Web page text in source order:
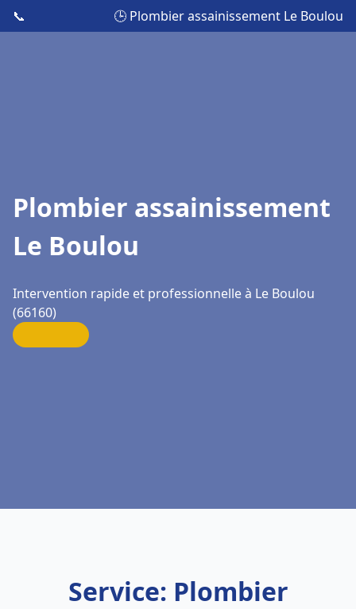
📞 🕒 Plombier assainissement Le Boulou
Plombier assainissement
Le Boulou
Intervention rapide et professionnelle à Le Boulou
(66160)
Service: Plombier